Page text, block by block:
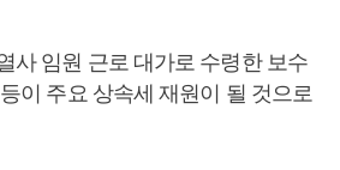
사 임원 근로 대가로 수령한 보수
이 주요 상속세 재원이 될 것으로